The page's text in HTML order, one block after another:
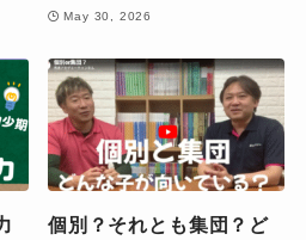
May 30, 2026
個別？それとも集団？ど